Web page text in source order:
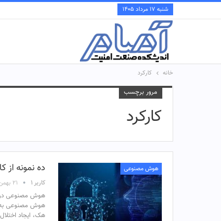
شنبه ۱۷ مرداد ۱۴۰۵
خانه کارکرد
مرور برچسب
کارکرد
هوش مصنوعی ده نمونه
کاربر ۱ ۲۱ بهمن ۱۴۰۳
هوش مصنوعی در
هوش مصنوعی به
هک، ایجاد